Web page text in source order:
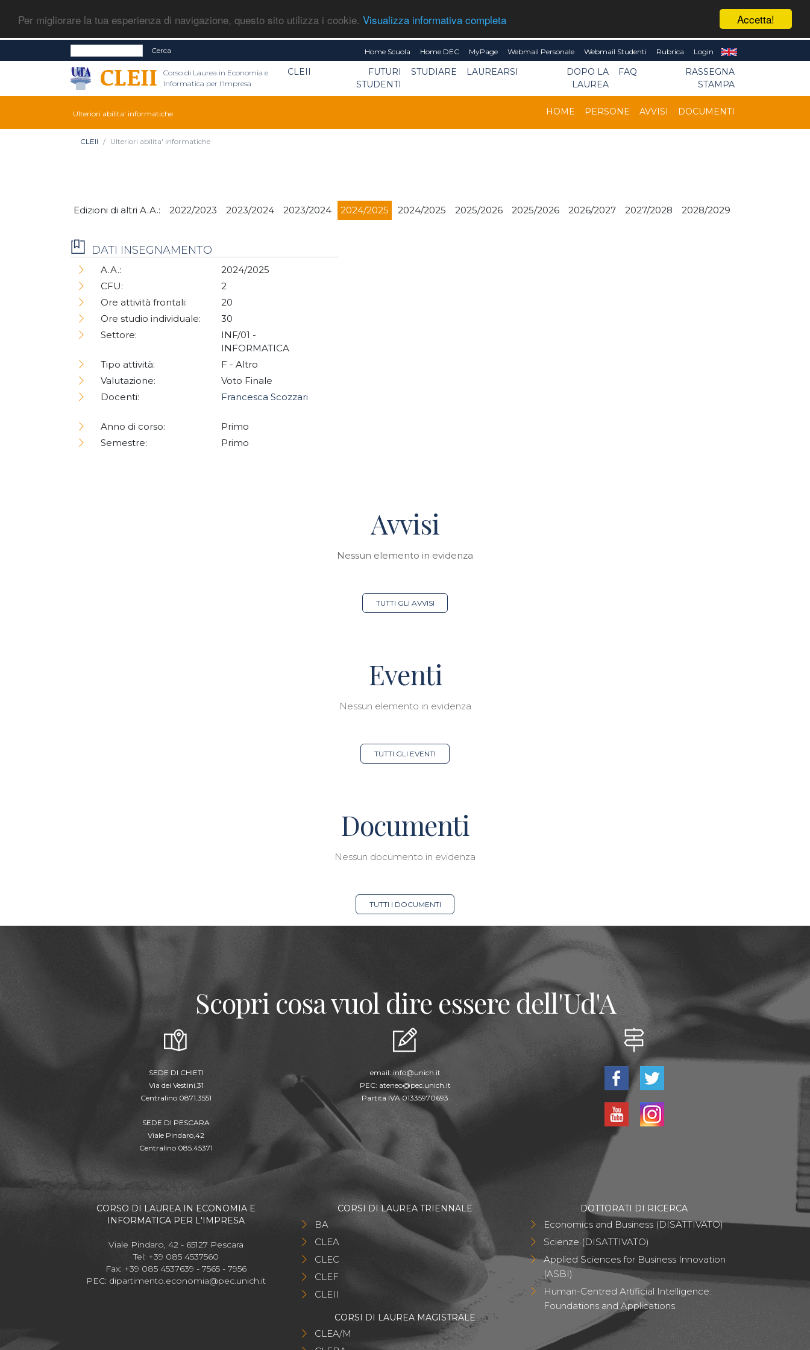
Accetta!
Per migliorare la tua esperienza di navigazione, questo sito utilizza i cookie. Visualizza informativa completa
Cerca Home Scuola Home DEC MyPage Webmail Personale Webmail Studenti Rubrica Login
Corso di Laurea in Economia e
Informatica per l'Impresa
CLEII
FUTURI
STUDENTI
STUDIARE LAUREARSI
DOPO LA
LAUREA
FAQ
RASSEGNA
STAMPA
Ulteriori abilita' informatiche HOME PERSONE AVVISI DOCUMENTI
CLEII Ulteriori abilita' informatiche
Edizioni di altri A.A.: 2022/2023 2023/2024 2023/2024 2024/2025 2024/2025 2025/2026 2025/2026 2026/2027 2027/2028 2028/2029
DATI INSEGNAMENTO
A.A.:
2024/2025
CFU:
2
Ore attività frontali:
20
Ore studio individuale:
30
Settore:
INF/01 -
INFORMATICA
Tipo attività:
F - Altro
Valutazione:
Voto Finale
Docenti:
Francesca Scozzari
Anno di corso:
Primo
Semestre:
Primo
Avvisi
Nessun elemento in evidenza
TUTTI GLI AVVISI
Eventi
Nessun elemento in evidenza
TUTTI GLI EVENTI
Documenti
Nessun documento in evidenza
TUTTI I DOCUMENTI
Scopri cosa vuol dire essere dell'Ud'A
SEDE DI CHIETI
Via dei Vestini,31
Centralino 0871.3551
SEDE DI PESCARA
Viale Pindaro,42
Centralino 085.45371
email:info@unich.it
PEC: ateneo@pec.unich.it
Partita IVA 01335970693
CORSO DI LAUREA IN ECONOMIA E
INFORMATICA PER L'IMPRESA
Viale Pindaro, 42 - 65127 Pescara
Tel: +39 085 4537560
Fax: +39 085 4537639 - 7565 - 7956
PEC: dipartimento.economia@pec.unich.it
CORSI DI LAUREA TRIENNALE
BA
CLEA
CLEC
CLEF
CLEII
CORSI DI LAUREA MAGISTRALE
CLEA/M
DOTTORATI DI RICERCA
Economics and Business (DISATTIVATO)
Scienze (DISATTIVATO)
Applied Sciences for Business Innovation
(ASBI)
Human-Centred Artificial Intelligence:
Foundations and Applications